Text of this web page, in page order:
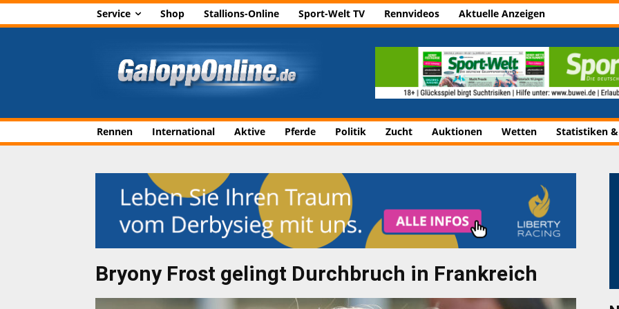
Service Shop Stallions-Online Sport-Welt TV Rennvideos Aktuelle Anzeigen
Rennen International Aktive Pferde Politik Zucht Auktionen Wetten Statistiken
Bryony Frost gelingt Durchbruch in Frankreich